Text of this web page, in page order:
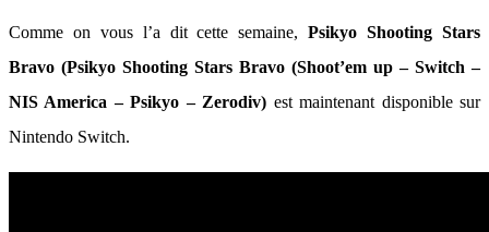
Comme on vous l’a dit cette semaine,Psikyo Shooting Stars
Bravo (Psikyo Shooting Stars Bravo (Shoot’em up – Switch –
NIS America – Psikyo – Zerodiv) est maintenant disponible sur
Nintendo Switch.